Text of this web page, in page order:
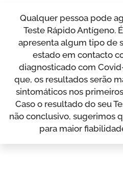
Qualquer pessoa pode
Teste Rápido Antígeno.
apresenta algum tipo de
estado em contacto
diagnosticado com
que, os resultados serão
sintomáticos nos
Caso o resultado do seu
não conclusivo, sugerimos
para maior